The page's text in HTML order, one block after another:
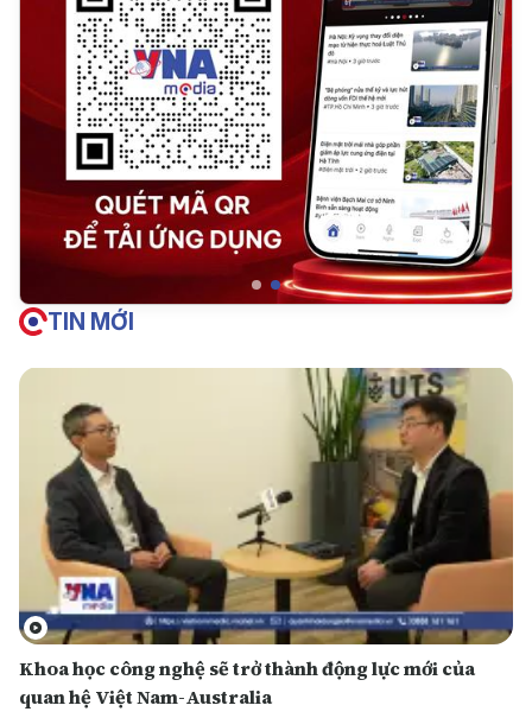
TIN MỚI
Khoa học công nghệ sẽ trở thành động lực mới của
quan hệ Việt Nam-Australia